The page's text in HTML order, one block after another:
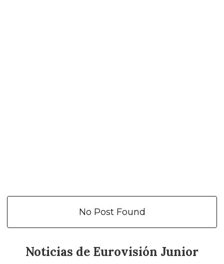
No Post Found
Noticias de Eurovisión Junior